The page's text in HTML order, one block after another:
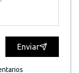
Enviar